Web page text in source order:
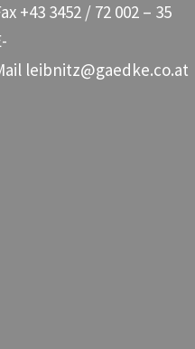
+43 3452 / 72 002 – 35
leibnitz@gaedke.co.at